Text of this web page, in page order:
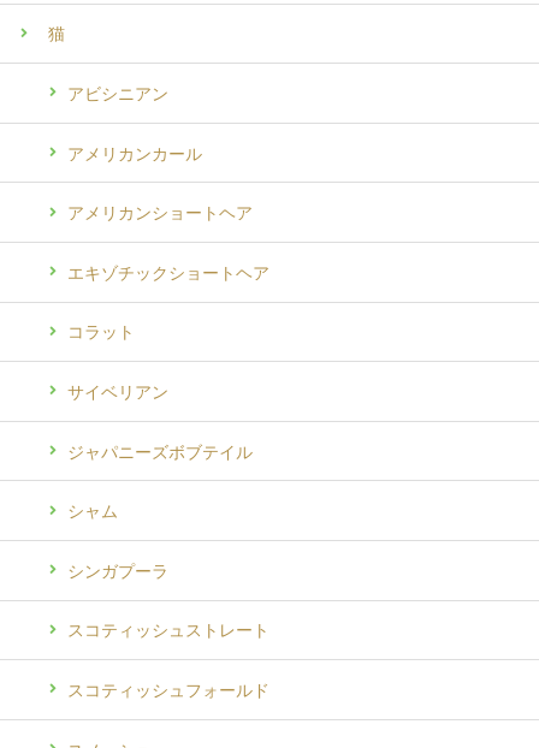
猫
アビシニアン
アメリカンカール
アメリカンショートヘア
エキゾチックショートヘア
コラット
サイベリアン
ジャパニーズボブテイル
シャム
シンガプーラ
スコティッシュストレート
スコティッシュフォールド